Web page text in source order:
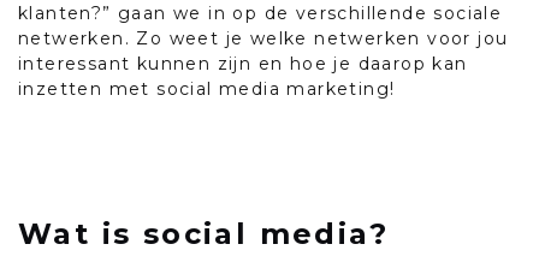
klanten?” gaan we in op de verschillende sociale
netwerken. Zo weet je welke netwerken voor jou
interessant kunnen zijn en hoe je daarop kan
inzetten met social media marketing!
Wat is social media?